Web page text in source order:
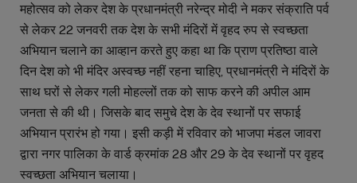
महोत्सव को लेकर देश के प्रधानमंत्री नरेन्द्र मोदी ने मकर संक्राति पर्व
से लेकर 22 जनवरी तक देश के सभी मंदिरों में वृहद रुप से स्वच्छता
अभियान चलाने का आव्हान करते हुए कहा था कि प्राण प्रतिष्ठा वाले
दिन देश को भी मंदिर अस्वच्छ नहीं रहना चाहिए, प्रधानमंत्री ने मंदिरों के
साथ घरों से लेकर गली मोहल्लों तक को साफ करने की अपील आम
जनता से की थी। जिसके बाद समुचे देश के देव स्थानों पर सफाई
अभियान प्रारंभ हो गया। इसी कड़ी में रविवार को भाजपा मंडल जावरा
द्वारा नगर पालिका के वार्ड क्रमांक 28 और 29 के देव स्थानों पर वृहद
स्वच्छता अभियान चलाया।